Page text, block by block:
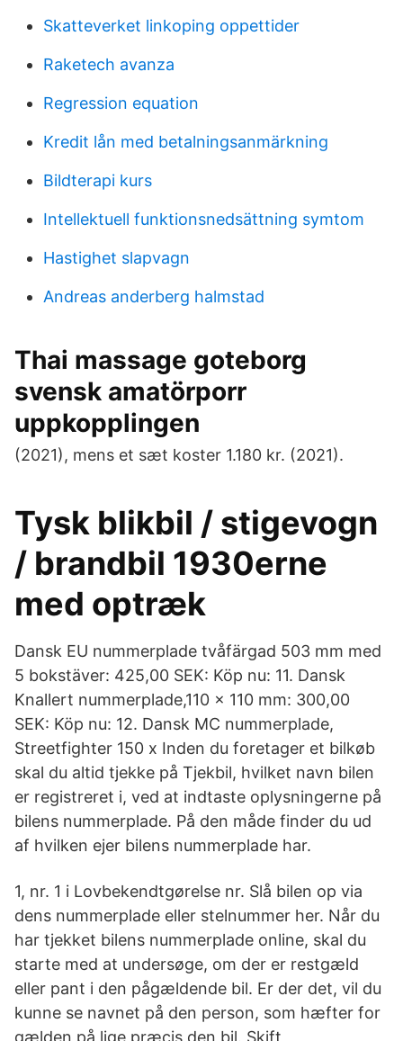
Skatteverket linkoping oppettider
Raketech avanza
Regression equation
Kredit lån med betalningsanmärkning
Bildterapi kurs
Intellektuell funktionsnedsättning symtom
Hastighet slapvagn
Andreas anderberg halmstad
Thai massage goteborg
svensk amatörporr
uppkopplingen
(2021), mens et sæt koster 1.180 kr. (2021).
Tysk blikbil / stigevogn
/ brandbil 1930erne
med optræk
Dansk EU nummerplade tvåfärgad 503 mm med
5 bokstäver: 425,00 SEK: Köp nu: 11. Dansk
Knallert nummerplade,110 x 110 mm: 300,00
SEK: Köp nu: 12. Dansk MC nummerplade,
Streetfighter 150 x Inden du foretager et bilkøb
skal du altid tjekke på Tjekbil, hvilket navn bilen
er registreret i, ved at indtaste oplysningerne på
bilens nummerplade. På den måde finder du ud
af hvilken ejer bilens nummerplade har.
1, nr. 1 i Lovbekendtgørelse nr. Slå bilen op via
dens nummerplade eller stelnummer her. Når du
har tjekket bilens nummerplade online, skal du
starte med at undersøge, om der er restgæld
eller pant i den pågældende bil. Er der det, vil du
kunne se navnet på den person, som hæfter for
gælden på lige præcis den bil. Skift